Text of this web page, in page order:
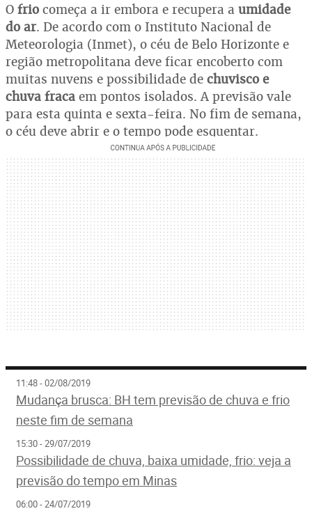
O frio começa a ir embora e recupera a umidade
do ar. De acordo com o Instituto Nacional de
Meteorologia (Inmet), o céu de Belo Horizonte e
região metropolitana deve ficar encoberto com
muitas nuvens e possibilidade de chuvisco e
chuva fraca em pontos isolados. A previsão vale
para esta quinta e sexta-feira. No fim de semana,
o céu deve abrir e o tempo pode esquentar.
11:48 - 02/08/2019
Mudança brusca: BH tem previsão de chuva e frio
neste fim de semana
15:30 - 29/07/2019
Possibilidade de chuva, baixa umidade, frio: veja a
previsão do tempo em Minas
06:00 - 24/07/2019